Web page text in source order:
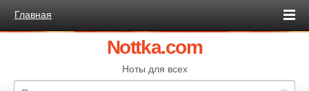
Главная
Nottka.com
Ноты для всех